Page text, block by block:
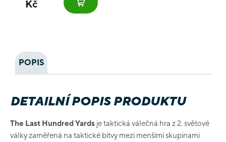
Kč
POPIS
DETAILNÍ POPIS PRODUKTU
The Last Hundred Yards je taktická válečná hra z 2. světové
války zaměřená na taktické bitvy mezi menšími skupinami